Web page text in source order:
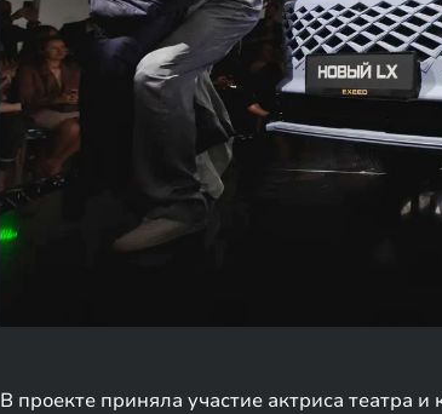
В проекте приняла участие актриса театра